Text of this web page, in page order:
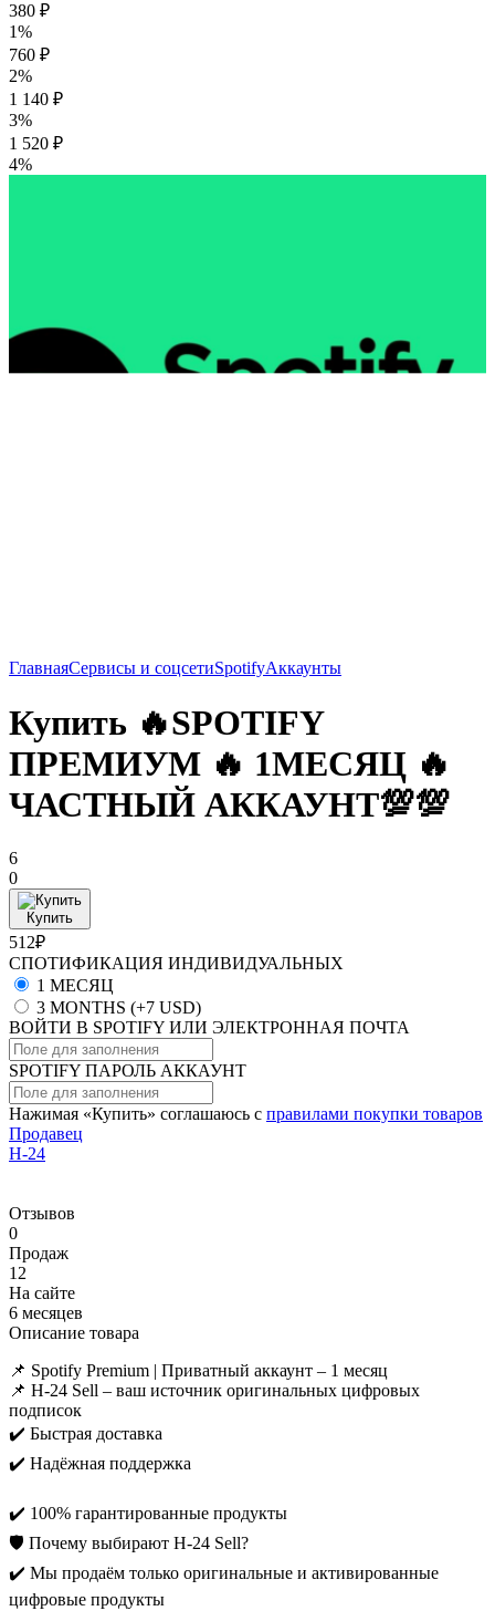
380 ₽
1%
760 ₽
2%
1 140 ₽
3%
1 520 ₽
4%
ГлавнаяСервисы и соцсетиSpotifyАккаунты
Купить 🔥SPOTIFY
ПРЕМИУМ 🔥 1МЕСЯЦ 🔥
ЧАСТНЫЙ АККАУНТ💯💯
6
0
Купить
512₽
СПОТИФИКАЦИЯ ИНДИВИДУАЛЬНЫХ
1 МЕСЯЦ
3 MONTHS (+7 USD)
ВОЙТИ В SPOTIFY ИЛИ ЭЛЕКТРОННАЯ ПОЧТА
SPOTIFY ПАРОЛЬ АККАУНТ
Нажимая «Купить» соглашаюсь с правилами покупки товаров
Продавец
H-24
Отзывов
0
Продаж
12
На сайте
6 месяцев
Описание товара
📌 Spotify Premium | Приватный аккаунт – 1 месяц
📌 H-24 Sell – ваш источник оригинальных цифровых
подписок
✔️ Быстрая доставка
✔️ Надёжная поддержка
✔️ 100% гарантированные продукты
🛡️ Почему выбирают H-24 Sell?
✔️ Мы продаём только оригинальные и активированные
цифровые продукты